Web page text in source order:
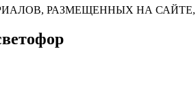
РАЗМЕЩЕННЫХ НА САЙТЕ,